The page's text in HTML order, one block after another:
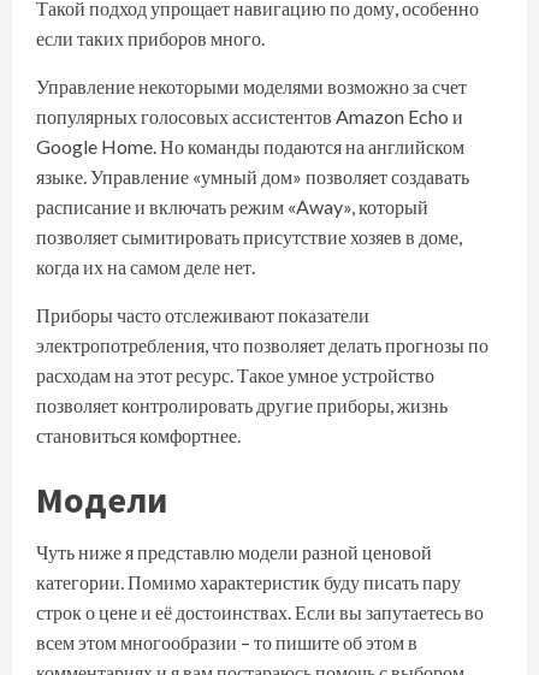
Такой подход упрощает навигацию по дому, особенно
если таких приборов много.
Управление некоторыми моделями возможно за счет
популярных голосовых ассистентов Amazon Echo и
Google Home. Но команды подаются на английском
языке. Управление «умный дом» позволяет создавать
расписание и включать режим «Away», который
позволяет сымитировать присутствие хозяев в доме,
когда их на самом деле нет.
Приборы часто отслеживают показатели
электропотребления, что позволяет делать прогнозы по
расходам на этот ресурс. Такое умное устройство
позволяет контролировать другие приборы, жизнь
становиться комфортнее.
Модели
Чуть ниже я представлю модели разной ценовой
категории. Помимо характеристик буду писать пару
строк о цене и её достоинствах. Если вы запутаетесь во
всем этом многообразии – то пишите об этом в